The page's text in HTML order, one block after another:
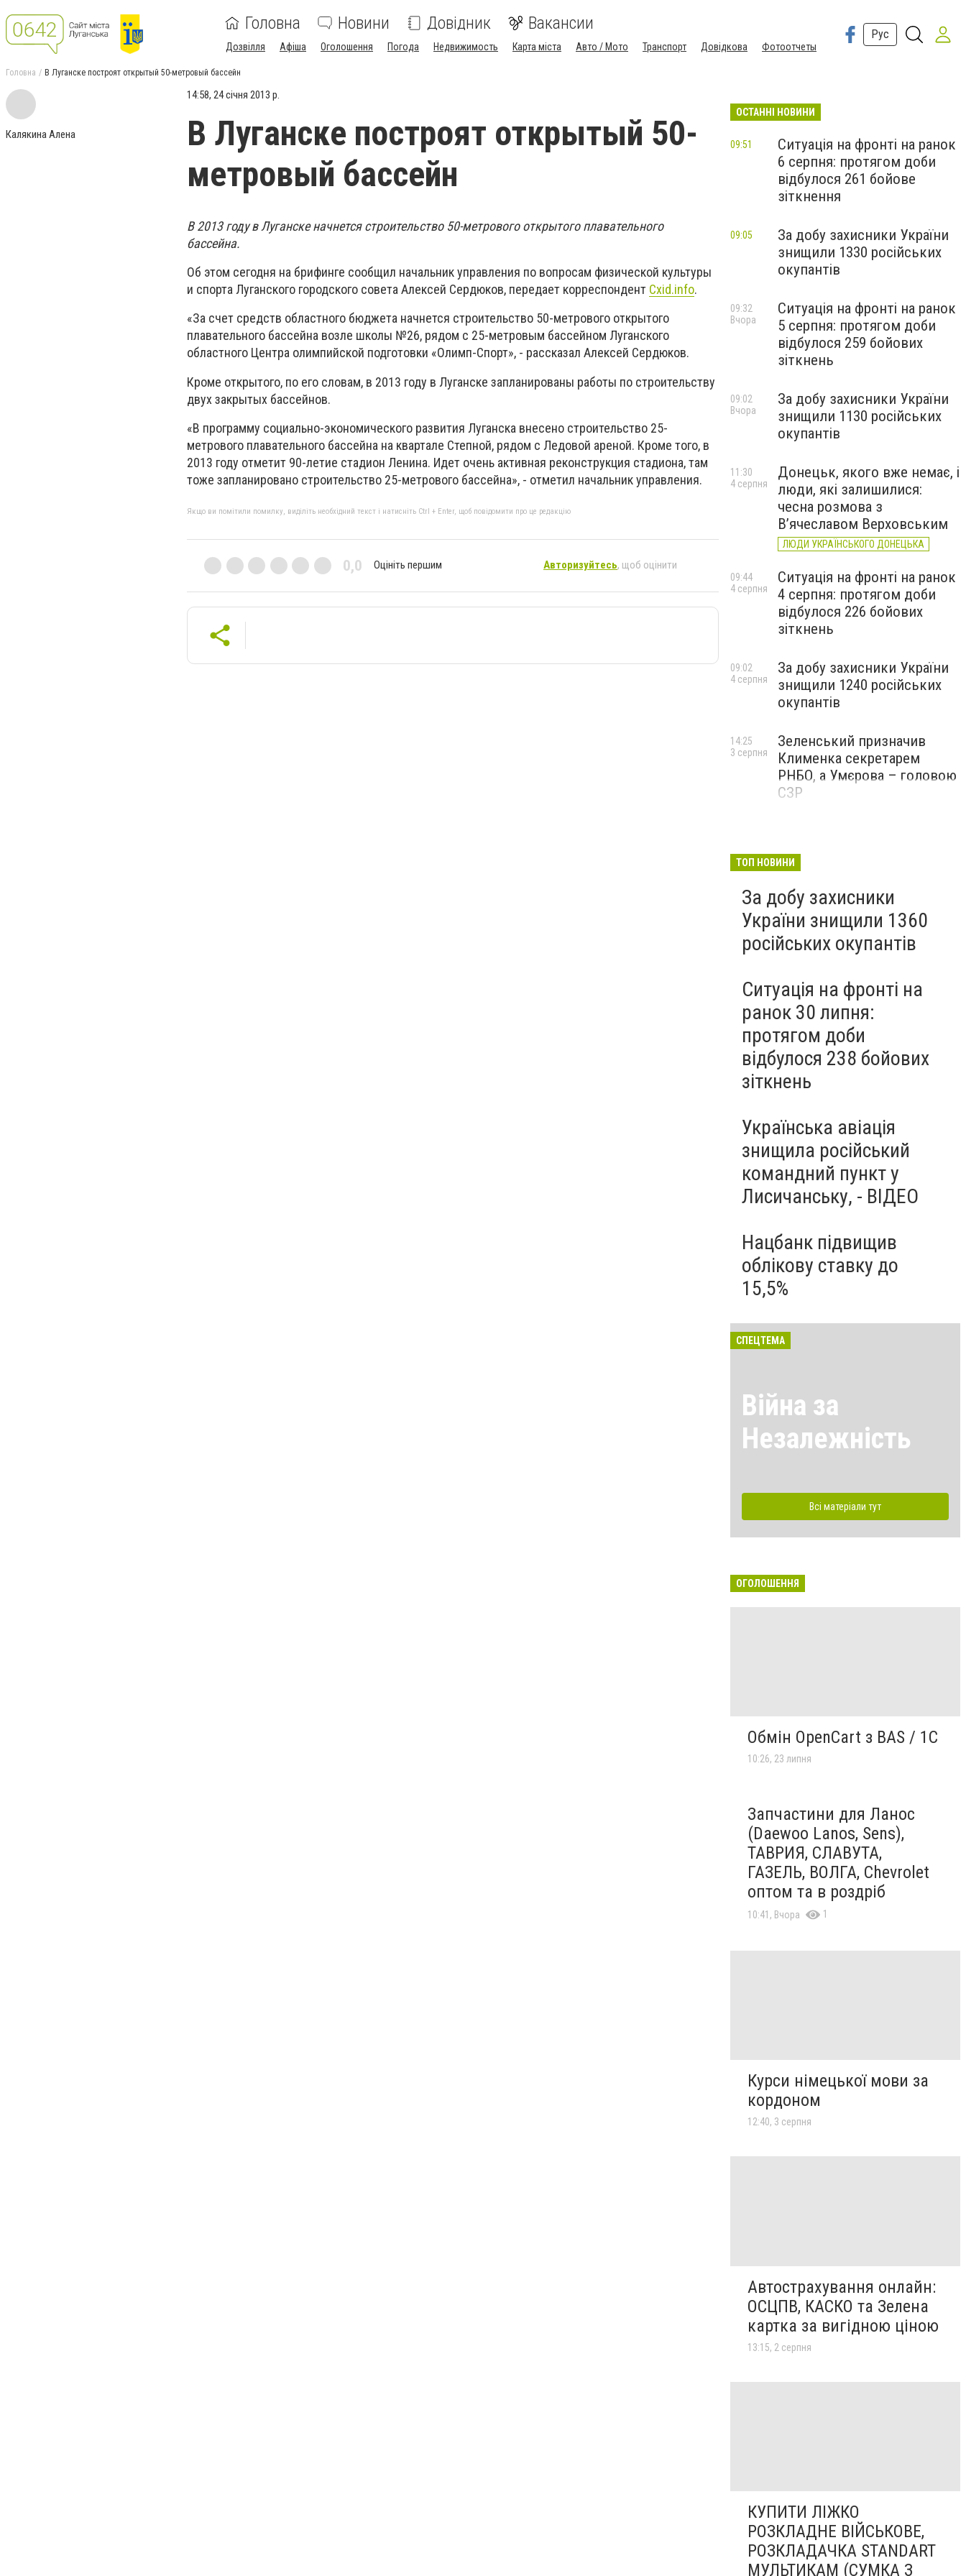
Головна Новини Довідник Вакансии
Дозвілля Афіша Оголошення Погода Недвижимость Карта міста Авто / Мото Транспорт Довідкова Фотоотчеты
Рус
Головна В Луганске построят открытый 50-метровый бассейн
Калякина Алена
14:58, 24 січня 2013 р.
В Луганске построят открытый 50-
метровый бассейн
В 2013 году в Луганске начнется строительство 50-метрового открытого плавательного
бассейна.
Об этом сегодня на брифинге сообщил начальник управления по вопросам физической культуры
и спорта Луганского городского совета Алексей Сердюков, передает корреспондент Cxid.info.
«За счет средств областного бюджета начнется строительство 50-метрового открытого
плавательного бассейна возле школы №26, рядом с 25-метровым бассейном Луганского
областного Центра олимпийской подготовки «Олимп-Спорт», - рассказал Алексей Сердюков.
Кроме открытого, по его словам, в 2013 году в Луганске запланированы работы по строительству
двух закрытых бассейнов.
«В программу социально-экономического развития Луганска внесено строительство 25-
метрового плавательного бассейна на квартале Степной, рядом с Ледовой ареной. Кроме того, в
2013 году отметит 90-летие стадион Ленина. Идет очень активная реконструкция стадиона, там
тоже запланировано строительство 25-метрового бассейна», - отметил начальник управления.
Якщо ви помітили помилку, виділіть необхідний текст і натисніть Ctrl + Enter, щоб повідомити про це редакцію
0,0 Оцініть першим Авторизуйтесь, щоб оцінити
ОСТАННІ НОВИНИ
Ситуація на фронті на ранок
6 серпня: протягом доби
відбулося 261 бойове
зіткнення
09:51
За добу захисники України
знищили 1330 російських
окупантів
09:05
Ситуація на фронті на ранок
5 серпня: протягом доби
відбулося 259 бойових
зіткнень
09:32
Вчора
За добу захисники України
знищили 1130 російських
окупантів
09:02
Вчора
Донецьк, якого вже немає, і
люди, які залишилися:
чесна розмова з
В’ячеславом Верховським
ЛЮДИ УКРАЇНСЬКОГО ДОНЕЦЬКА
11:30
4 серпня
Ситуація на фронті на ранок
4 серпня: протягом доби
відбулося 226 бойових
зіткнень
09:44
4 серпня
За добу захисники України
знищили 1240 російських
окупантів
09:02
4 серпня
Зеленський призначив
Клименка секретарем
РНБО, а Умєрова – головою
СЗР
14:25
3 серпня
ТОП НОВИНИ
За добу захисники
України знищили 1360
російських окупантів
Ситуація на фронті на
ранок 30 липня:
протягом доби
відбулося 238 бойових
зіткнень
Українська авіація
знищила російський
командний пункт у
Лисичанську, - ВІДЕО
Нацбанк підвищив
облікову ставку до
15,5%
СПЕЦТЕМА
Війна за
Незалежність
Всі матеріали тут
ОГОЛОШЕННЯ
Обмін OpenCart з BAS / 1C
10:26, 23 липня
Запчастини для Ланос
(Daewoo Lanos, Sens),
ТАВРИЯ, СЛАВУТА,
ГАЗЕЛЬ, ВОЛГА, Chevrolet
оптом та в роздріб
10:41, Вчора 1
Курси німецької мови за
кордоном
12:40, 3 серпня
Автострахування онлайн:
ОСЦПВ, КАСКО та Зелена
картка за вигідною ціною
13:15, 2 серпня
КУПИТИ ЛІЖКО
РОЗКЛАДНЕ ВІЙСЬКОВЕ,
РОЗКЛАДАЧКА STANDART
МУЛЬТИКАМ (СУМКА З